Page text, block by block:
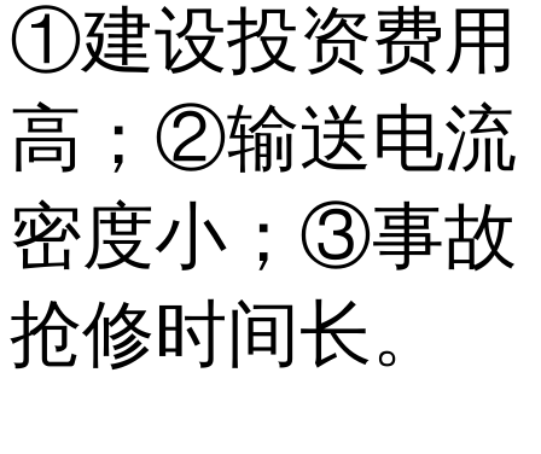
①建设投资费用
高；②输送电流
密度小；③事故
抢修时间长。